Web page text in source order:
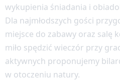
wykupienia śniadania i
Dla najmłodszych gości
miejsce do zabawy oraz salę
miło spędzić wieczór przy
aktywnych proponujemy
w otoczeniu natury.